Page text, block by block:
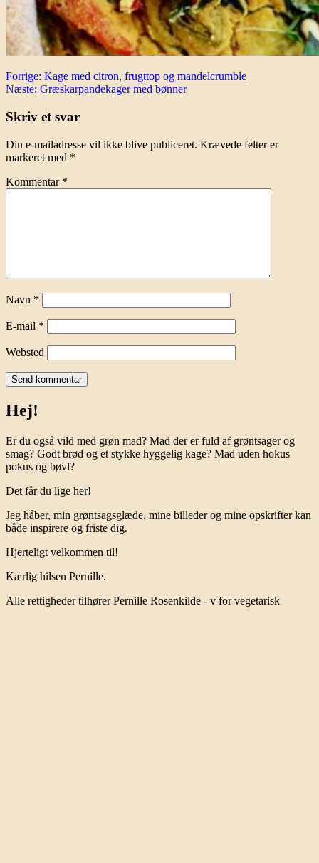
Indlægsnavigation
Forrige: Kage med citron, frugttop og mandelcrumble
Næste: Græskarpandekager med bønner
Skriv et svar
Din e-mailadresse vil ikke blive publiceret. Krævede felter er
markeret med *
Kommentar *
Navn *
E-mail *
Websted
Hej!
Er du også vild med grøn mad? Mad der er fuld af grøntsager og
smag? Godt brød og et stykke hyggelig kage? Mad uden hokus
pokus og bøvl?
Det får du lige her!
Jeg håber, min grøntsagsglæde, mine billeder og mine opskrifter kan
både inspirere og friste dig.
Hjerteligt velkommen til!
Kærlig hilsen Pernille.
Alle rettigheder tilhører Pernille Rosenkilde - v for vegetarisk